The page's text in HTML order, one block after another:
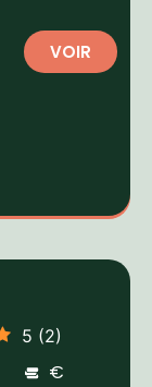
VOIR
5 (2)
€